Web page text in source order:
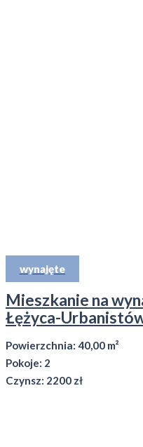
wynajęte
Mieszkanie na
Łężyca-
Powierzchnia: 40,00 m²
Pokoje: 2
Czynsz: 2200 zł